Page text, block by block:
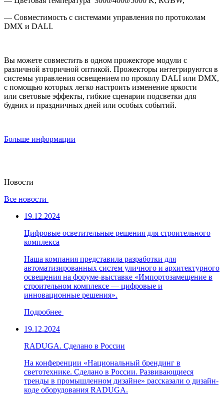
— Совместимость с системами управления по протоколам
DMX и DALI.
Вы можете совместить в одном прожекторе модули с
различной вторичной оптикой. Прожекторы интегрируются в
системы управления освещением по проколу DALI или DMX,
с помощью которых легко настроить изменение яркости
или световые эффекты, гибкие сценарии подсветки для
будних и праздничных дней или особых событий.
Больше информации
Новости
Все новости
19.12.2024
Цифровые осветительные решения для строительного
комплекса
Наша компания представила разработки для
автоматизированных систем уличного и архитектурного
освещения на форуме-выставке «Импортозамещение в
строительном комплексе — цифровые и
инновационные решения».
Подробнее
19.12.2024
RADUGA. Сделано в России
На конференции «Национальный брендинг в
светотехнике. Сделано в России. Развивающиеся
тренды в промышленном дизайне» рассказали о дизайн-
коде оборудования RADUGA.